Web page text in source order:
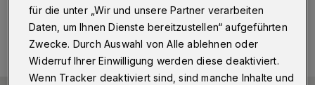
02.06.2022 , 08:30 Uhr Eine Minute Lesezeit
für die unter „Wir und unsere Partner verarbeiten
Daten, um Ihnen Dienste bereitzustellen“ aufgeführten
Zwecke. Durch Auswahl von Alle ablehnen oder
Widerruf Ihrer Einwilligung werden diese deaktiviert.
Wenn Tracker deaktiviert sind, sind manche Inhalte und